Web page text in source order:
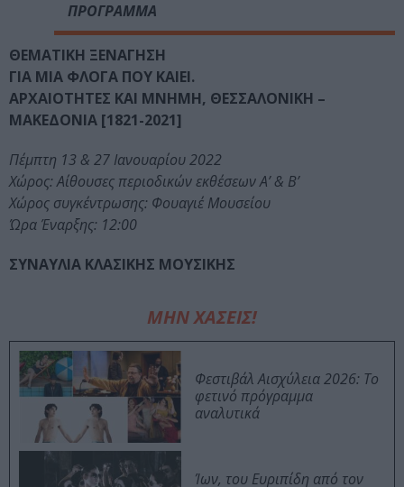
ΠΡΟΓΡΑΜΜΑ
ΘΕΜΑΤΙΚΗ ΞΕΝΑΓΗΣΗ
ΓΙΑ ΜΙΑ ΦΛΟΓΑ ΠΟΥ ΚΑΙΕΙ.
ΑΡΧΑΙΟΤΗΤΕΣ ΚΑΙ ΜΝΗΜΗ, ΘΕΣΣΑΛΟΝΙΚΗ –
ΜΑΚΕΔΟΝΙΑ [1821-2021]
Πέμπτη 13 & 27 Ιανουαρίου 2022
Χώρος: Αίθουσες περιοδικών εκθέσεων Α’ & Β’
Χώρος συγκέντρωσης: Φουαγιέ Μουσείου
Ώρα Έναρξης: 12:00
ΣΥΝΑΥΛΙΑ ΚΛΑΣΙΚΗΣ ΜΟΥΣΙΚΗΣ
ΜΗΝ ΧΑΣΕΙΣ!
Φεστιβάλ Αισχύλεια 2026: Το
φετινό πρόγραμμα
αναλυτικά
Ίων, του Ευριπίδη από τον